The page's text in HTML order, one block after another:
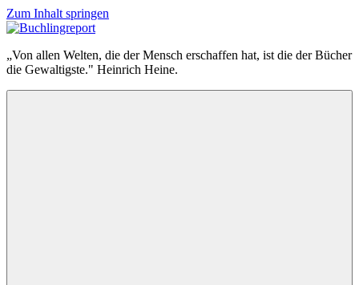
Zum Inhalt springen
Buchlingreport
„Von allen Welten, die der Mensch erschaffen hat, ist die der Bücher
die Gewaltigste." Heinrich Heine.